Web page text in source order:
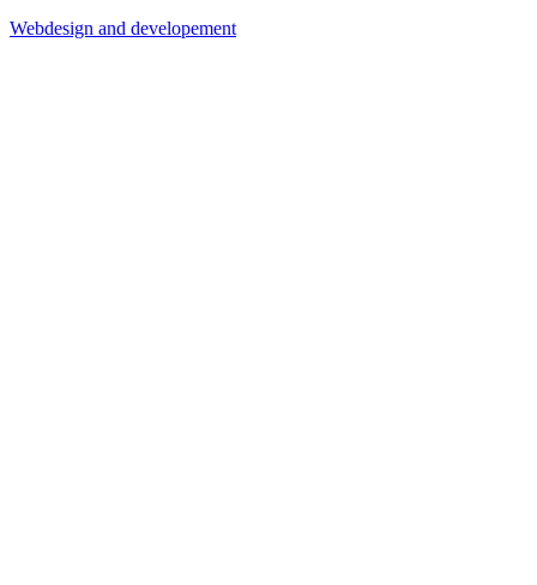
Webdesign and developement